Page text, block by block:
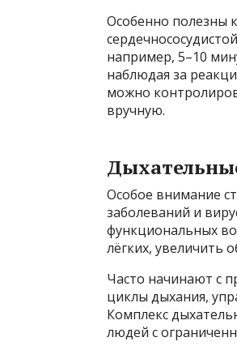
Особенно полезны
например, 5–10
наблюдая за
можно
вручную.
Особое внимание
заболеваний и
функциональных
лёгких, увеличить
Часто начинают с
циклы дыхания,
Комплекс
людей с